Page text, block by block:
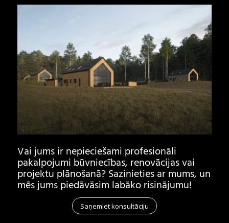
Vai jums ir nepieciešami profesionāli
pakalpojumi būvniecības, renovācijas vai
projektu plānošanā? Sazinieties ar mums, un
mēs jums piedāvāsim labāko risinājumu!
Saņemiet konsultāciju